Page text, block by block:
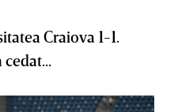
Craiova 1-1.